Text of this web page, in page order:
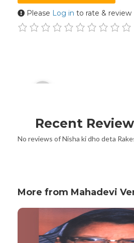
Please Log in to rate & review
Player
Recent
No reviews of Nisha ki dho deta
More from Mahadevi